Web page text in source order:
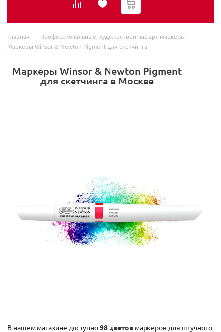
Главная - Профессиональные, художественные арт маркеры
-
Маркеры Winsor & Newton Pigment для скетчинга
Маркеры Winsor & Newton Pigment
для скетчинга в Москве
В нашем магазине доступно98 цветов маркеров для штучного